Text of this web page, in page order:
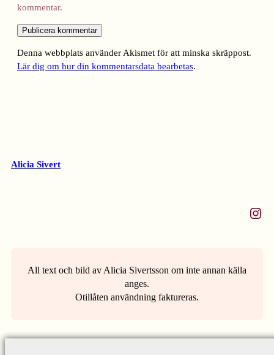
kommentar.
Denna webbplats använder Akismet för att minska skräppost.
Lär dig om hur din kommentarsdata bearbetas.
Alicia Sivert
Instagram
All text och bild av Alicia Sivertsson om inte annan källa
anges.
Otillåten användning faktureras.